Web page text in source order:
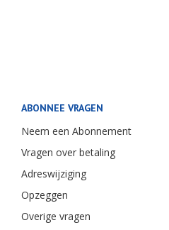
ABONNEE VRAGEN
Neem een Abonnement
Vragen over betaling
Adreswijziging
Opzeggen
Overige vragen